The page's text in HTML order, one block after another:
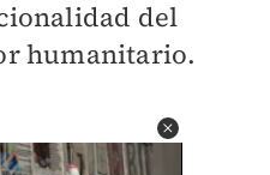
del
humanitario.